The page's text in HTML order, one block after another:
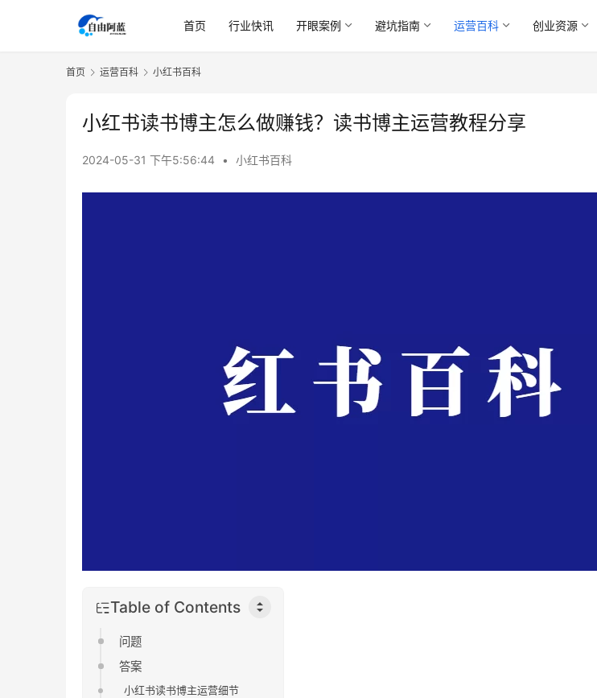
首页 行业快讯 开眼案例 避坑指南 运营百科 创业资源
首页 运营百科 小红书百科
小红书读书博主怎么做赚钱？读书博主运营教程分享
2024-05-31 下午5:56:44 • 小红书百科
Table of Contents
问题
答案
小红书读书博主运营细节